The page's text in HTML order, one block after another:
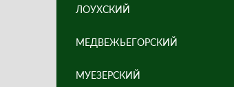
ЛОУХСКИЙ
МЕДВЕЖЬЕГОРСКИЙ
МУЕЗЕРСКИЙ